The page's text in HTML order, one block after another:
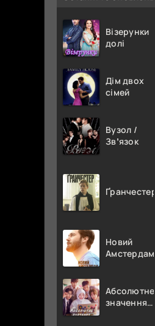
Візерунки
долі
Дім двох
сімей
Вузол /
Звʼязок
Ґранчестер
Новий
Амстердам
Абсолютне
значення